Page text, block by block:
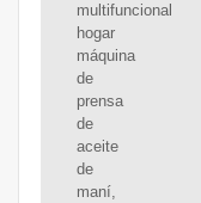
multifuncional
hogar
máquina
de
prensa
de
aceite
de
maní,